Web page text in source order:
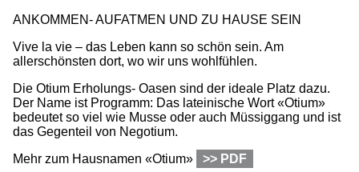
ANKOMMEN- AUFATMEN UND ZU HAUSE SEIN
Vive la vie – das Leben kann so schön sein. Am
allerschönsten dort, wo wir uns wohlfühlen.
Die Otium Erholungs- Oasen sind der ideale Platz dazu.
Der Name ist Programm: Das lateinische Wort «Otium»
bedeutet so viel wie Musse oder auch Müssiggang und ist
das Gegenteil von Negotium.
Mehr zum Hausnamen «Otium»
>> PDF